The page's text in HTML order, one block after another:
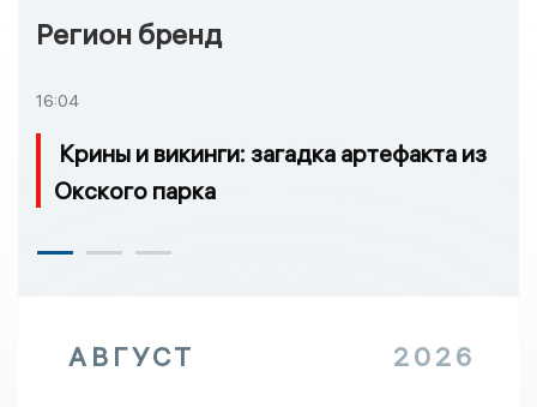
Регион бренд
16:04
Крины и викинги: загадка артефакта из
Окского парка
АВГУСТ 2026